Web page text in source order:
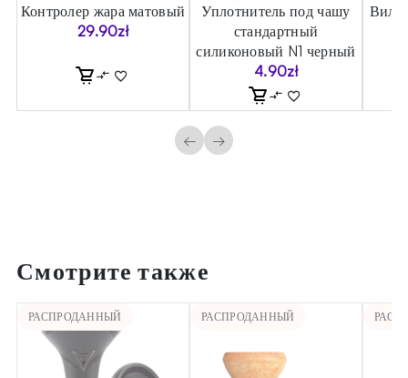
Контролер жара матовый
29.90zł
Уплотнитель под чашу
стандартный
силиконовый N1 черный
4.90zł
← →
Смотрите также
РАСПРОДАННЫЙ РАСПРОДАННЫЙ